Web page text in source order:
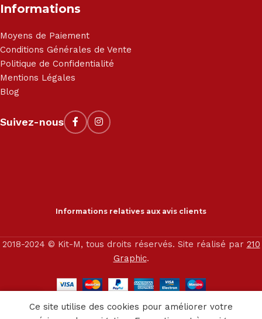
Informations
Moyens de Paiement
Conditions Générales de Vente
Politique de Confidentialité
Mentions Légales
Blog
Suivez-nous
Informations relatives aux avis clients
2018-2024 © Kit-M, tous droits réservés. Site réalisé par 210
Graphic.
Ce site utilise des cookies pour améliorer votre